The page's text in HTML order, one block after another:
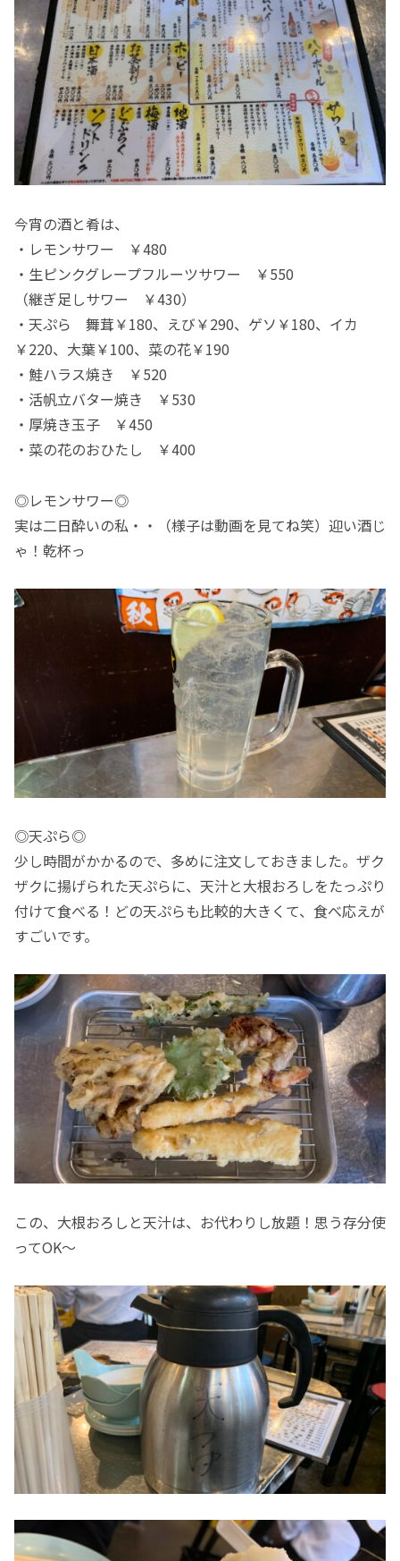
今宵の酒と肴は、
・レモンサワー ￥480
・生ピンクグレープフルーツサワー ￥550
（継ぎ足しサワー ￥430）
・天ぷら 舞茸￥180、えび￥290、ゲソ￥180、イカ
￥220、大葉￥100、菜の花￥190
・鮭ハラス焼き ￥520
・活帆立バター焼き ￥530
・厚焼き玉子 ￥450
・菜の花のおひたし ￥400
◎レモンサワー◎
実は二日酔いの私・・（様子は動画を見てね笑）迎い酒じ
ゃ！乾杯っ
◎天ぷら◎
少し時間がかかるので、多めに注文しておきました。ザク
ザクに揚げられた天ぷらに、天汁と大根おろしをたっぷり
付けて食べる！どの天ぷらも比較的大きくて、食べ応えが
すごいです。
この、大根おろしと天汁は、お代わりし放題！思う存分使
ってOK〜